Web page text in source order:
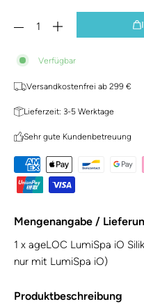
Verfügbar
Versandkostenfrei ab 299 €
Lieferzeit: 3-5 Werktage
Sehr gute Kundenbetreuung
Mengenangabe /
1 x ageLOC LumiSpa iO
nur mit LumiSpa iO)
Produktbeschreibung